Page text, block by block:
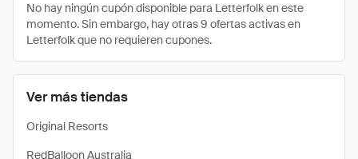
Ver más tiendas
Original Resorts
RedBalloon Australia
No hay ningún cupón disponible para Letterfolk en este
momento. Sin embargo, hay otras 9 ofertas activas en
Letterfolk que no requieren cupones.